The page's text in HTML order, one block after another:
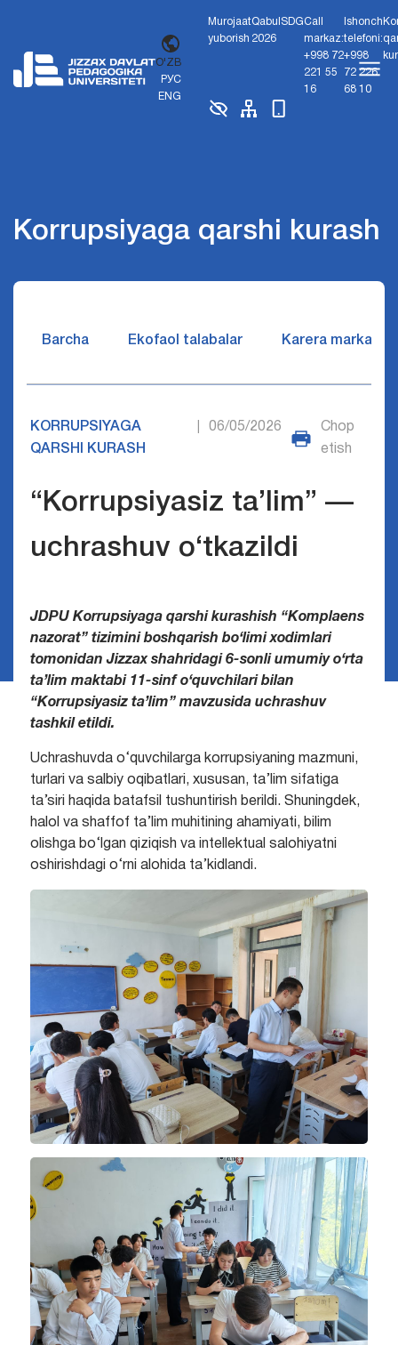
O'ZB
РУС
ENG
Murojaat
yuborish
Qabul
2026
SDGCall
markaz:
+998 72
221 55
16
Ishonch
telefoni:
+998
72 226
68 10
Korrupsiyaga qarshi kurash
Barcha Ekofaol talabalar Karera markazi
KORRUPSIYAGA
QARSHI KURASH
06/05/2026
Chop
etish
“Korrupsiyasiz ta’lim” —
uchrashuv o‘tkazildi
JDPU Korrupsiyaga qarshi kurashish “Komplaens
nazorat” tizimini boshqarish bo‘limi xodimlari
tomonidan Jizzax shahridagi 6-sonli umumiy o‘rta
ta’lim maktabi 11-sinf o‘quvchilari bilan
“Korrupsiyasiz ta’lim” mavzusida uchrashuv
tashkil etildi.
Uchrashuvda o‘quvchilarga korrupsiyaning mazmuni,
turlari va salbiy oqibatlari, xususan, ta’lim sifatiga
ta’siri haqida batafsil tushuntirish berildi. Shuningdek,
halol va shaffof ta’lim muhitining ahamiyati, bilim
olishga bo‘lgan qiziqish va intellektual salohiyatni
oshirishdagi o‘rni alohida ta’kidlandi.